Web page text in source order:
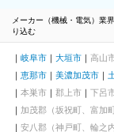
メーカー（機械・電気）業
り込む
岐阜市 大垣市 高山
恵那市
美濃加茂市
本巣市
郡上市 下呂
加茂郡（坂祝町、富加
安八郡（神戸町、輪之